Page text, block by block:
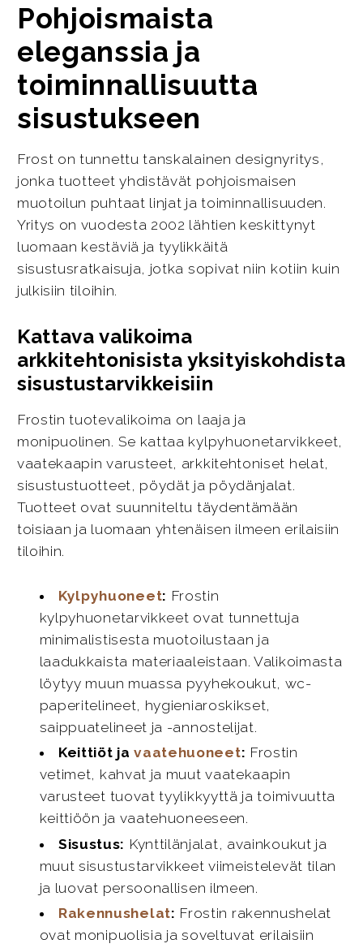
Pohjoismaista
eleganssia ja
toiminnallisuutta
sisustukseen
Frost on tunnettu tanskalainen designyritys,
jonka tuotteet yhdistävät pohjoismaisen
muotoilun puhtaat linjat ja toiminnallisuuden.
Yritys on vuodesta 2002 lähtien keskittynyt
luomaan kestäviä ja tyylikkäitä
sisustusratkaisuja, jotka sopivat niin kotiin kuin
julkisiin tiloihin.
Kattava valikoima
arkkitehtonisista yksityiskohdista
sisustustarvikkeisiin
Frostin tuotevalikoima on laaja ja
monipuolinen. Se kattaa kylpyhuonetarvikkeet,
vaatekaapin varusteet, arkkitehtoniset helat,
sisustustuotteet, pöydät ja pöydänjalat.
Tuotteet ovat suunniteltu täydentämään
toisiaan ja luomaan yhtenäisen ilmeen erilaisiin
tiloihin.
Kylpyhuoneet: Frostin
kylpyhuonetarvikkeet ovat tunnettuja
minimalistisesta muotoilustaan ja
laadukkaista materiaaleistaan. Valikoimasta
löytyy muun muassa pyyhekoukut, wc-
paperitelineet, hygieniaroskikset,
saippuatelineet ja -annostelijat.
Keittiöt javaatehuoneet: Frostin
vetimet, kahvat ja muut vaatekaapin
varusteet tuovat tyylikkyyttä ja toimivuutta
keittiöön ja vaatehuoneeseen.
Sisustus: Kynttilänjalat, avainkoukut ja
muut sisustustarvikkeet viimeistelevät tilan
ja luovat persoonallisen ilmeen.
Rakennushelat: Frostin rakennushelat
ovat monipuolisia ja soveltuvat erilaisiin